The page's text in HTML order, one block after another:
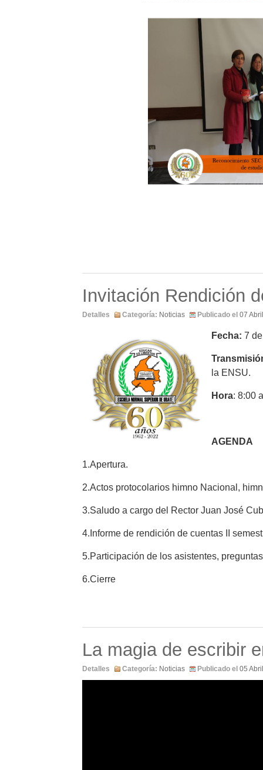
Invitación Rendición
Detalles Categoría: Noticias Publicado el 07
Fecha: 7
la ENSU.
Hora: 8:00
AGENDA
1.Apertura.
2.Actos protocolarios himno Nacional,
3.Saludo a cargo del Rector Juan José
4.Informe de rendición de cuentas II
5.Participación de los asistentes,
6.Cierre
La magia de escribir
Detalles Categoría: Noticias Publicado el 05